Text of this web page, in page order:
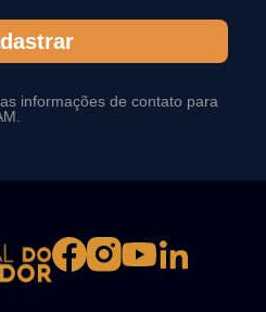
informações de contato para